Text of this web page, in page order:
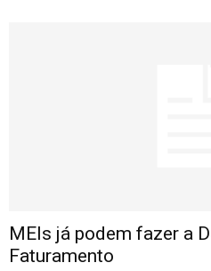
MEIs já podem fazer a
Faturamento